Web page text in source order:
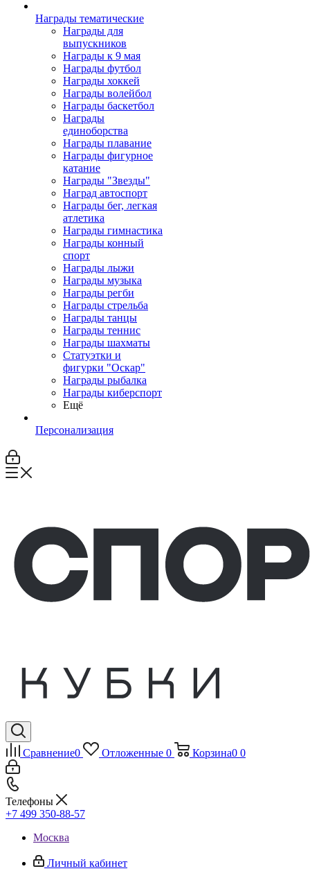
Награды тематические
Награды для
выпускников
Награды к 9 мая
Награды футбол
Награды хоккей
Награды волейбол
Награды баскетбол
Награды
единоборства
Награды плавание
Награды фигурное
катание
Награды "Звезды"
Наград автоспорт
Награды бег, легкая
атлетика
Награды гимнастика
Награды конный
спорт
Награды лыжи
Награды музыка
Награды регби
Награды стрельба
Награды танцы
Награды теннис
Награды шахматы
Статуэтки и
фигурки "Оскар"
Награды рыбалка
Награды киберспорт
Ещё
Персонализация
Сравнение0 Отложенные 0 Корзина0 0
Телефоны
+7 499 350-88-57
Москва
Личный кабинет